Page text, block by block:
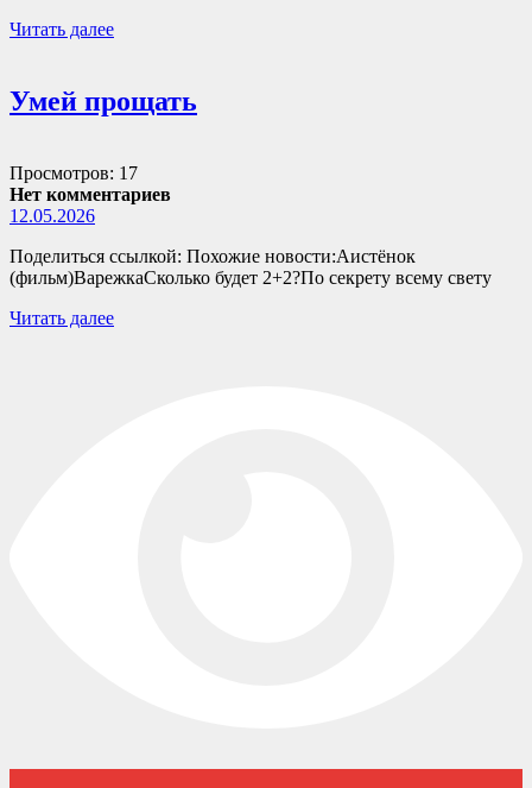
Читать далее
Умей прощать
Просмотров: 17
Нет комментариев
12.05.2026
Поделиться ссылкой: Похожие новости:Аистёнок
(фильм)ВарежкаСколько будет 2+2?По секрету всему свету
Читать далее